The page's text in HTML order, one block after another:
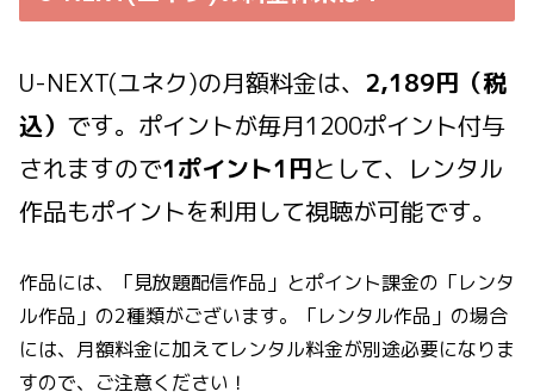
U-NEXT(ユネク)の月額料金は、 2,189円（税
込） です。ポイントが毎月1200ポイント付与
されますので1ポイント1円として、レンタル
作品もポイントを利用して視聴が可能です。
作品には、「見放題配信作品」とポイント課金の「レンタ
ル作品」の2種類がございます。「レンタル作品」の場合
には、月額料金に加えてレンタル料金が別途必要になりま
すので、ご注意ください！